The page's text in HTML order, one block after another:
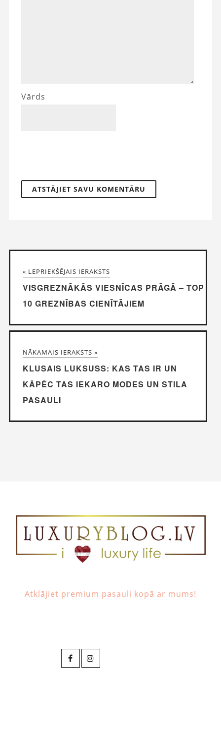
Vārds
« LEPRIEKŠĒJAIS IERAKSTS
VISGREZNĀKĀS VIESNĪCAS PRĀGĀ – TOP
10 GREZNĪBAS CIENĪTĀJIEM
NĀKAMAIS IERAKSTS »
KLUSAIS LUKSUSS: KAS TAS IR UN
KĀPĒC TAS IEKARO MODES UN STILA
PASAULI
Atklājiet premium pasauli kopā ar mums!